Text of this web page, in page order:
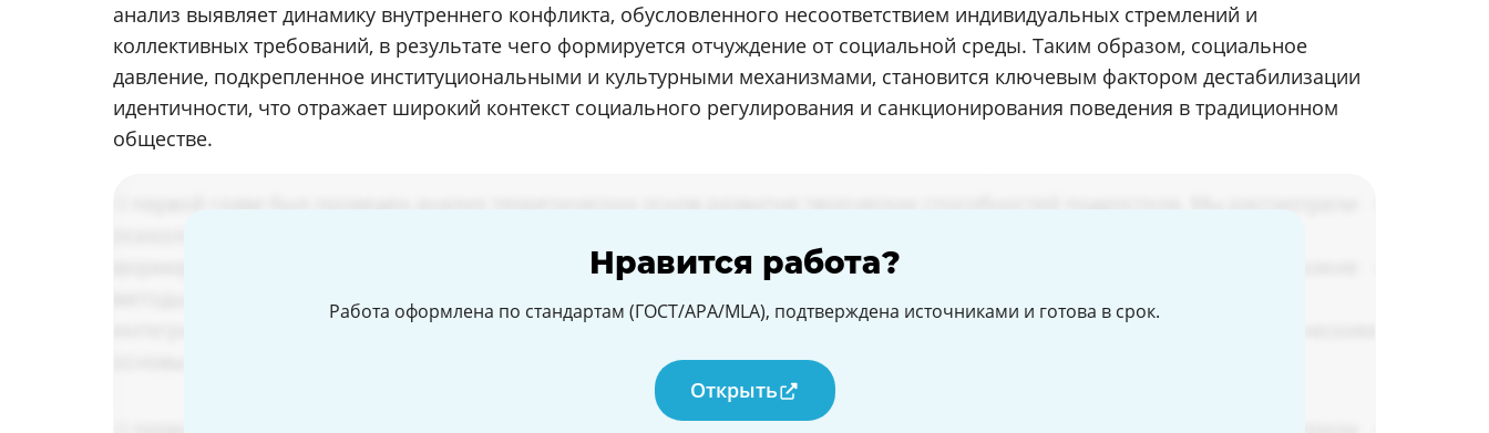
анализ выявляет динамику внутреннего конфликта, обусловленного несоответствием индивидуальных стремлений и
коллективных требований, в результате чего формируется отчуждение от социальной среды. Таким образом, социальное
давление, подкрепленное институциональными и культурными механизмами, становится ключевым фактором дестабилизации
идентичности, что отражает широкий контекст социального регулирования и санкционирования поведения в традиционном
обществе.
Нравится работа?
Работа оформлена по стандартам (ГОСТ/APA/MLA), подтверждена источниками и готова в срок.
Открыть